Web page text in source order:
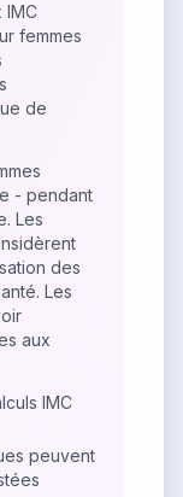
IMC
femmes
de
- pendant
Les
des
Les
aux
IMC
peuvent